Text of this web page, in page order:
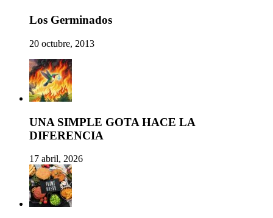
Los Germinados
20 octubre, 2013
UNA SIMPLE GOTA HACE LA
DIFERENCIA
17 abril, 2026